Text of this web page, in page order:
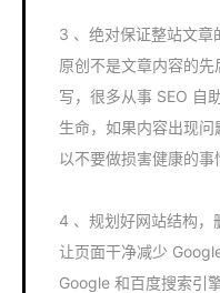
3 、绝对保证整站文章
原创不是文章内容的
写，很多从事 SEO 自
生命，如果内容出现
以不要做损害健康的事
4 、规划好网站结构，
让页面干净减少
Google 和百度搜索引